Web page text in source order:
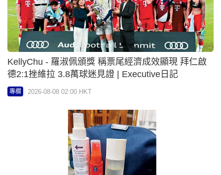
KellyChu - 羅淑佩頒獎 稱票尾經濟成效顯現 拜仁啟
德2:1挫維拉 3.8萬球迷見證 | Executive日記
專欄 2026-08-08 02:00 HKT